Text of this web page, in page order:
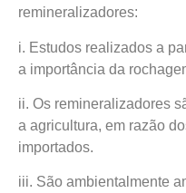
remineralizadores:
i. Estudos realizados a
a importância da
ii. Os remineralizadores
a agricultura, em razão
importados.
iii. São ambientalmente